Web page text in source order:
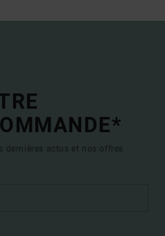
dernières actus et nos offres